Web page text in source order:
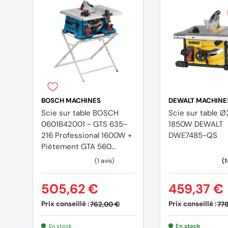
Puissance absorbée nominale 1500 W
Poids 28.5 kg
Longueur de câble 3 m
Émission acoustique
niveau sonore 89 dB(A)
Niveau de puissance acoustique (LwA) 102 dB(A)
Incertitude de mesure K 3 dB(A)
Accessoires
Lame de scie carbure à denturée étagée (30 dents)
Bâton poussoir
Guide d'angle
Rallonge de table
Rallonge de table latérale (gauche)
BOSCH MACHINES
Scie sur table BOSCH
0601B42001 - GTS 635-
216 Professional 1600W +
Piètement GTA 560
Prix conseillé :762,00 €
505,62 €
En stock
DEWALT
Scie sur table
1850W DEWALT
DWE7485-QS
Prix conseillé :
459,37 €
En stock